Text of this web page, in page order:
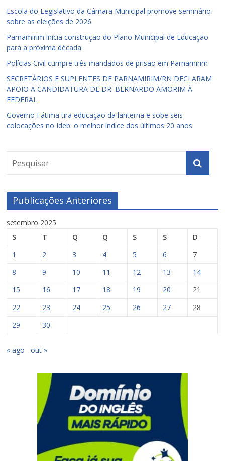
Escola do Legislativo da Câmara Municipal promove seminário
sobre as eleições de 2026
Parnamirim inicia construção do Plano Municipal de Educação
para a próxima década
Polícias Civil cumpre três mandados de prisão em Parnamirim
SECRETÁRIOS E SUPLENTES DE PARNAMIRIM/RN DECLARAM
APOIO A CANDIDATURA DE DR. BERNARDO AMORIM À
FEDERAL
Governo Fátima tira educação da lanterna e sobe seis
colocações no Ideb: o melhor índice dos últimos 20 anos
Publicações Anteriores
setembro 2025
S
T Q Q S S
D
1
2 3 4 5 6
7
8
9 10 11 12 13
14
15
16 17 18 19 20
21
22
23 24 25 26 27
28
29
30
« ago out »